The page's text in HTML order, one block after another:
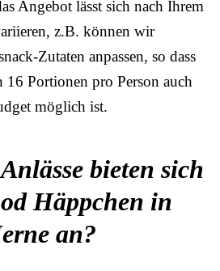
Angebot lässt sich nach Ihrem
z.B. können wir
Zutaten anpassen, so dass
16 Portionen pro Person auch
möglich ist.
bieten sich
Häppchen in
an?